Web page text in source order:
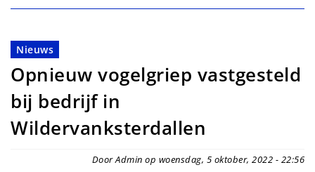
Nieuws
Opnieuw vogelgriep vastgesteld
bij bedrijf in
Wildervanksterdallen
Door Admin op woensdag, 5 oktober, 2022 - 22:56